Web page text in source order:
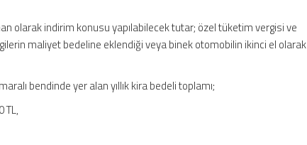
olarak indirim konusu yapılabilecek tutar; özel tüketim vergisi ve
maliyet bedeline eklendiği veya binek otomobilin ikinci el olarak
bendinde yer alan yıllık kira bedeli toplamı;
TL,